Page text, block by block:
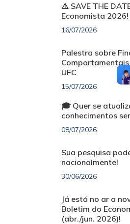
⚠️ SAVE THE
Economista
16/07/2026
Palestra sobre
UFC
15/07/2026
🎓 Quer se
conhecimentos
08/07/2026
Sua pesquisa
nacionalmente!
30/06/2026
Já está no ar a
Boletim do
(abr./jun. 2026)!